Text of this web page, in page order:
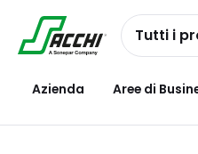
navigazione
Salta al
contenuto
Tutti i
Azienda Aree di